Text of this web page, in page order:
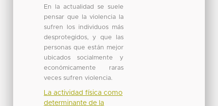
En la actualidad se suele
pensar que la violencia la
sufren los individuos más
desprotegidos, y que las
personas que están mejor
ubicados socialmente y
económicamente raras
veces sufren violencia.
La actividad física como
determinante de la